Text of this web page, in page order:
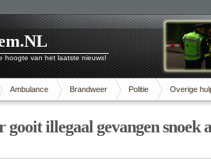
hoogte van het laatste nieuws!
Ambulance Brandweer Politie Overige
gooit illegaal gevangen snoek